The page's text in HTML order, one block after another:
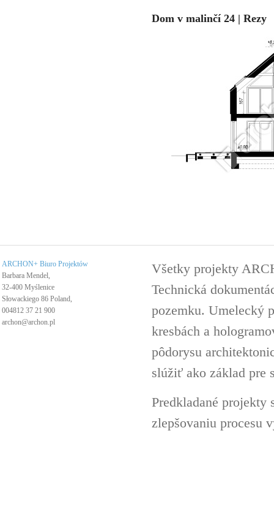
Dom v malinčí 24 | Rezy
ARCHON+ Biuro Projektów
Barbara Mendel,
32-400 Myślenice
Słowackiego 86 Poland,
004812 37 21 900
archon@archon.pl
Všetky projekty
Technická
pozemku. Umelecký
kresbách a
pôdorysu
slúžiť ako základ pre
Predkladané
zlepšovaniu procesu